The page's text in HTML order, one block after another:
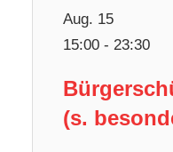
Aug. 15
15:00- 23:30
(s.